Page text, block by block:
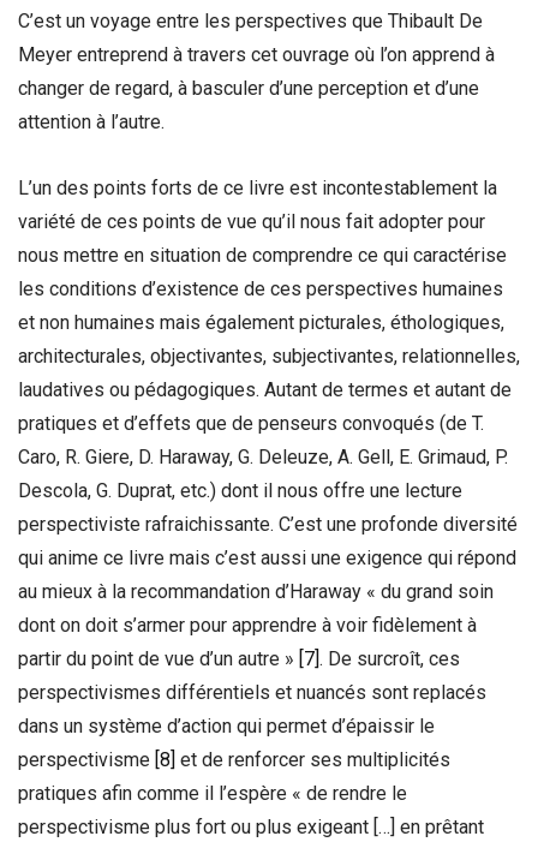
C’est un voyage entre les perspectives que Thibault De
Meyer entreprend à travers cet ouvrage où l’on apprend à
changer de regard, à basculer d’une perception et d’une
attention à l’autre.
L’un des points forts de ce livre est incontestablement la
variété de ces points de vue qu’il nous fait adopter pour
nous mettre en situation de comprendre ce qui caractérise
les conditions d’existence de ces perspectives humaines
et non humaines mais également picturales, éthologiques,
architecturales, objectivantes, subjectivantes, relationnelles,
laudatives ou pédagogiques. Autant de termes et autant de
pratiques et d’effets que de penseurs convoqués (de T.
Caro, R. Giere, D. Haraway, G. Deleuze, A. Gell, E. Grimaud, P.
Descola, G. Duprat, etc.) dont il nous offre une lecture
perspectiviste rafraichissante. C’est une profonde diversité
qui anime ce livre mais c’est aussi une exigence qui répond
au mieux à la recommandation d’Haraway « du grand soin
dont on doit s’armer pour apprendre à voir fidèlement à
partir du point de vue d’un autre » [7]. De surcroît, ces
perspectivismes différentiels et nuancés sont replacés
dans un système d’action qui permet d’épaissir le
perspectivisme [8] et de renforcer ses multiplicités
pratiques afin comme il l’espère « de rendre le
perspectivisme plus fort ou plus exigeant […] en prêtant